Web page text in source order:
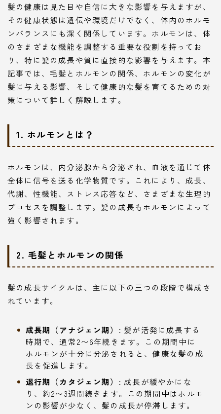
髪の健康は見た目や自信に大きな影響を与えますが、
その健康状態は遺伝や環境だけでなく、体内のホルモ
ンバランスにも深く関係しています。ホルモンは、体
のさまざまな機能を調整する重要な役割を持ってお
り、特に髪の成長や質に直接的な影響を与えます。本
記事では、毛髪とホルモンの関係、ホルモンの変化が
髪に与える影響、そして健康的な髪を育てるための対
策について詳しく解説します。
1. ホルモンとは？
ホルモンは、内分泌腺から分泌され、血液を通じて体
全体に信号を送る化学物質です。これにより、成長、
代謝、性機能、ストレス応答など、さまざまな生理的
プロセスを調整します。髪の成長もホルモンによって
強く影響されます。
2. 毛髪とホルモンの関係
髪の成長サイクルは、主に以下の三つの段階で構成さ
れています。
成長期（アナジェン期） : 髪が活発に成長する
時期で、通常2〜6年続きます。この期間中に
ホルモンが十分に分泌されると、健康な髪の成
長を促進します。
退行期（カタジェン期） : 成長が緩やかにな
り、約2〜3週間続きます。この期間中はホルモ
ンの影響が少なく、髪の成長が停滞します。